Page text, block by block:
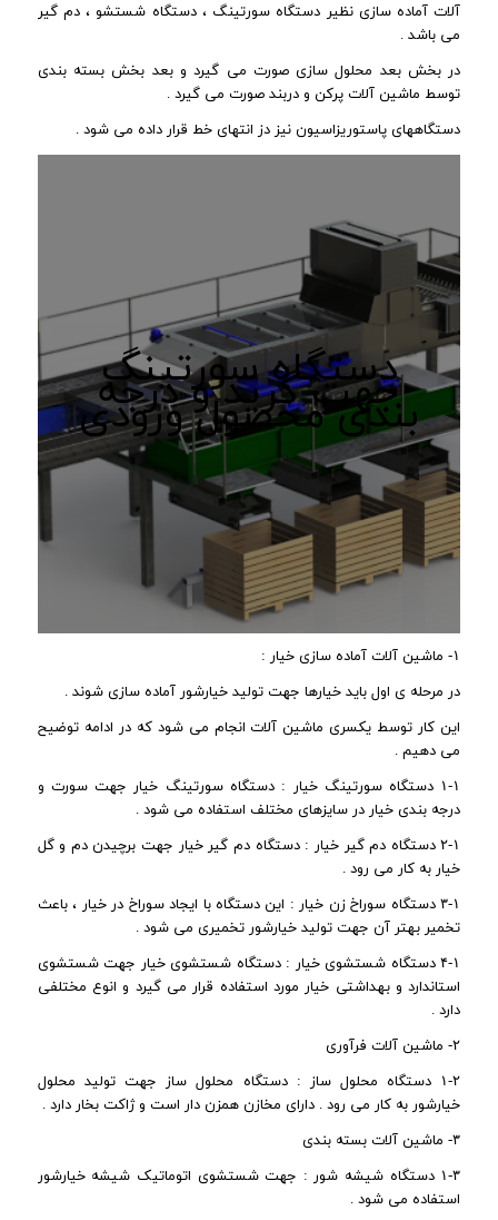
آلات آماده سازی نظیر دستگاه سورتینگ ، دستگاه شستشو ، دم گیر
می باشد .
در بخش بعد محلول سازی صورت می گیرد و بعد بخش بسته بندی
توسط ماشین آلات پرکن و دربند صورت می گیرد .
دستگاههای پاستوریزاسیون نیز دز انتهای خط قرار داده می شود .
دستگاه سورتینگ
جهت گرید و درجه
بندی محصول ورودی
۱- ماشین آلات آماده سازی خیار :
در مرحله ی اول باید خیارها جهت تولید خیارشور آماده سازی شوند .
این کار توسط یکسری ماشین آلات انجام می شود که در ادامه توضیح
می دهیم .
۱-۱ دستگاه سورتینگ خیار : دستگاه سورتینگ خیار جهت سورت و
درجه بندی خیار در سایزهای مختلف استفاده می شود .
۲-۱ دستگاه دم گیر خیار : دستگاه دم گیر خیار جهت برچیدن دم و گل
خیار به کار می رود .
۳-۱ دستگاه سوراخ زن خیار : این دستگاه با ایجاد سوراخ در خیار ، باعث
تخمیر بهتر آن جهت تولید خیارشور تخمیری می شود .
۴-۱ دستگاه شستشوی خیار : دستگاه شستشوی خیار جهت شستشوی
استاندارد و بهداشتی خیار مورد استفاده قرار می گیرد و انوع مختلفی
دارد .
۲- ماشین آلات فرآوری
۱-۲ دستگاه محلول ساز : دستگاه محلول ساز جهت تولید محلول
خیارشور به کار می رود . دارای مخازن همزن دار است و ژاکت بخار دارد .
۳- ماشین آلات بسته بندی
۱-۳ دستگاه شیشه شور : جهت شستشوی اتوماتیک شیشه خیارشور
استفاده می شود .